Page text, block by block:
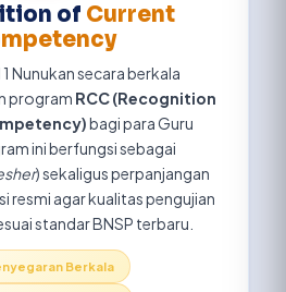
of Current
1 Nunukan secara berkala
program RCC (Recognition
bagi para Guru
ini berfungsi sebagai
) sekaligus perpanjangan
resmi agar kualitas pengujian
standar BNSP terbaru.
Berkala